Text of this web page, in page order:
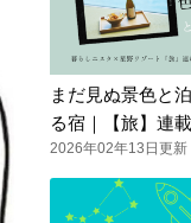
まだ見ぬ景色と
る宿｜【旅】連載
2026年02年13日更新